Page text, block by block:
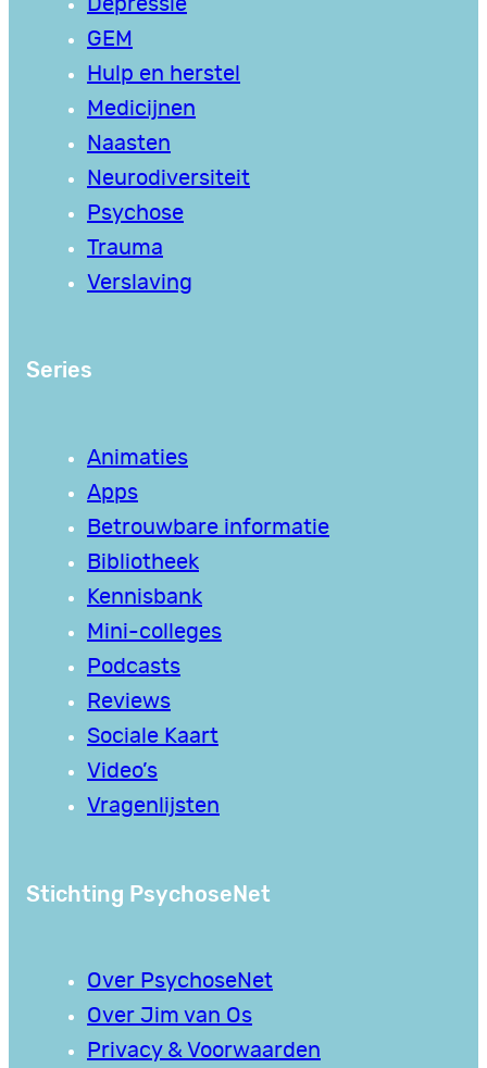
GEM
Hulp en herstel
Medicijnen
Naasten
Neurodiversiteit
Psychose
Trauma
Verslaving
Series
Animaties
Apps
Betrouwbare informatie
Bibliotheek
Kennisbank
Mini-colleges
Podcasts
Reviews
Sociale Kaart
Video’s
Vragenlijsten
Stichting PsychoseNet
Over PsychoseNet
Over Jim van Os
Privacy & Voorwaarden